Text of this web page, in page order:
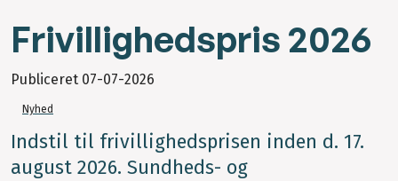
Frivillighedspris 2026
Publiceret 07-07-2026
Nyhed
Indstil til frivillighedsprisen inden d. 17.
august 2026. Sundheds- og